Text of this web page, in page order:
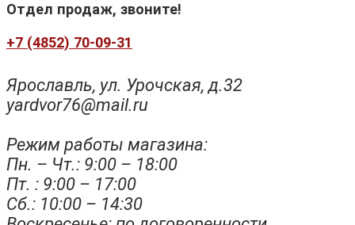
Отдел продаж, звоните!
+7 (4852) 70-09-31
Ярославль, ул. Урочская, д.32
yardvor76@mail.ru
Режим работы магазина:
Пн. – Чт.: 9:00 – 18:00
Пт. : 9:00 – 17:00
Сб.: 10:00 – 14:30